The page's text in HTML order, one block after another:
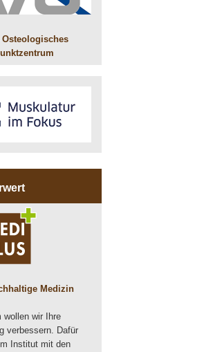
Medizin
wollen wir Ihre
verbessern. Dafür
Institut mit den